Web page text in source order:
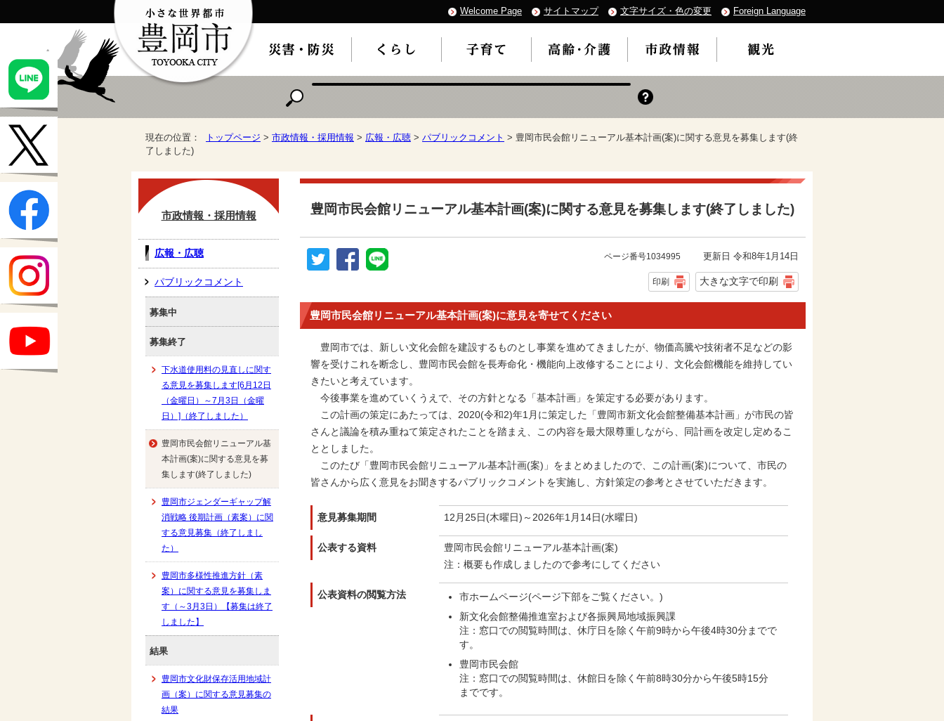
Welcome Page サイトマップ 文字サイズ・色の変更 Foreign Language
現在の位置： トップページ > 市政情報・採用情報 > 広報・広聴 > パブリックコメント > 豊岡市民会館リニューアル基本計画(案)に関する意見を募集します(終
了しました)
豊岡市民会館リニューアル基本計画(案)に関する意見を募集します(終了しました)
ページ番号1034995 更新日 令和8年1月14日
印刷 大きな文字で印刷
豊岡市民会館リニューアル基本計画(案)に意見を寄せてください
豊岡市では、新しい文化会館を建設するものとし事業を進めてきましたが、物価高騰や技術者不足などの影
響を受けこれを断念し、豊岡市民会館を長寿命化・機能向上改修することにより、文化会館機能を維持してい
きたいと考えています。
今後事業を進めていくうえで、その方針となる「基本計画」を策定する必要があります。
この計画の策定にあたっては、2020(令和2)年1月に策定した「豊岡市新文化会館整備基本計画」が市民の皆
さんと議論を積み重ねて策定されたことを踏まえ、この内容を最大限尊重しながら、同計画を改定し定めるこ
ととしました。
このたび「豊岡市民会館リニューアル基本計画(案)」をまとめましたので、この計画(案)について、市民の
皆さんから広く意見をお聞きするパブリックコメントを実施し、方針策定の参考とさせていただきます。
意見募集期間 12月25日(木曜日)～2026年1月14日(水曜日)
公表する資料
豊岡市民会館リニューアル基本計画(案)
注：概要も作成しましたので参考にしてください
公表資料の閲覧方法
市ホームページ(ページ下部をご覧ください。)
新文化会館整備推進室および各振興局地域振興課
注：窓口での閲覧時間は、休庁日を除く午前9時から午後4時30分までで
す。
豊岡市民会館
注：窓口での閲覧時間は、休館日を除く午前8時30分から午後5時15分
までです。
市政情報・採用情報
広報・広聴
パブリックコメント
募集中
募集終了
下水道使用料の見直しに関す
る意見を募集します[6月12日
（金曜日）～7月3日（金曜
日）]（終了しました）
豊岡市民会館リニューアル基
本計画(案)に関する意見を募
集します(終了しました)
豊岡市ジェンダーギャップ解
消戦略 後期計画（素案）に関
する意見募集（終了しまし
た）
豊岡市多様性推進方針（素
案）に関する意見を募集しま
す（～3月3日）【募集は終了
しました】
結果
豊岡市文化財保存活用地域計
画（案）に関する意見募集の
結果